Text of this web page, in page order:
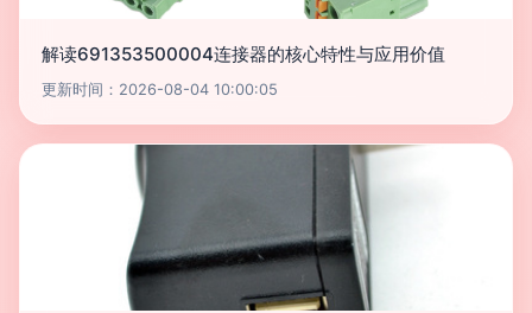
解读691353500004连接器的核心特性与应用价值
更新时间：2026-08-04 10:00:05